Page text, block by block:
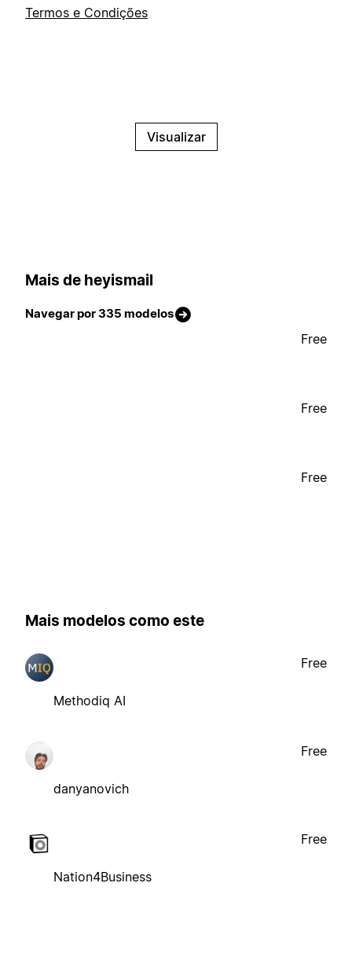
Termos e Condições
Visualizar
Mais de heyismail
Navegar por 335 modelos
Free
Free
Free
Mais modelos como este
Methodiq AI
Free
danyanovich
Free
Nation4Business
Free